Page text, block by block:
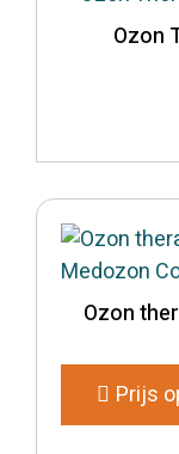
Ozon
Ozon
Prijs